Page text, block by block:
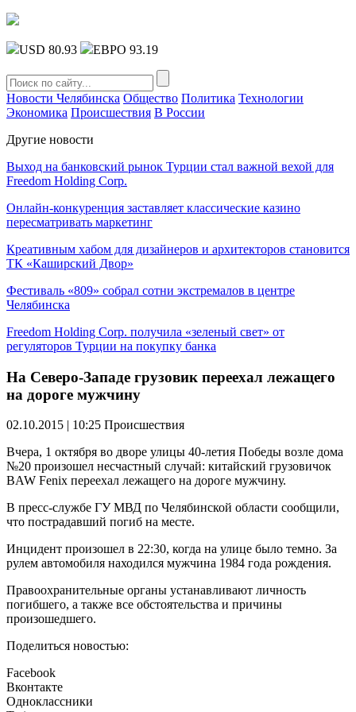
USD 80.93 ЕВРО 93.19
Новости Челябинска Общество Политика Технологии
Экономика Происшествия В России
Другие новости
Выход на банковский рынок Турции стал важной вехой для
Freedom Holding Corp.
Онлайн-конкуренция заставляет классические казино
пересматривать маркетинг
Креативным хабом для дизайнеров и архитекторов становится
ТК «Каширский Двор»
Фестиваль «809» собрал сотни экстремалов в центре
Челябинска
Freedom Holding Corp. получила «зеленый свет» от
регуляторов Турции на покупку банка
На Северо-Западе грузовик переехал лежащего
на дороге мужчину
02.10.2015 | 10:25 Происшествия
Вчера, 1 октября во дворе улицы 40-летия Победы возле дома
№20 произошел несчастный случай: китайский грузовичок
BAW Fenix переехал лежащего на дороге мужчину.
В пресс-службе ГУ МВД по Челябинской области сообщили,
что пострадавший погиб на месте.
Инцидент произошел в 22:30, когда на улице было темно. За
рулем автомобиля находился мужчина 1984 года рождения.
Правоохранительные органы устанавливают личность
погибшего, а также все обстоятельства и причины
произошедшего.
Поделиться новостью:
Facebook
Вконтакте
Одноклассники